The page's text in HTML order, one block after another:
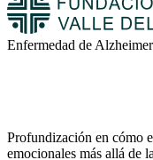
Enfermedad de
Profundización en cómo
emocionales más allá de